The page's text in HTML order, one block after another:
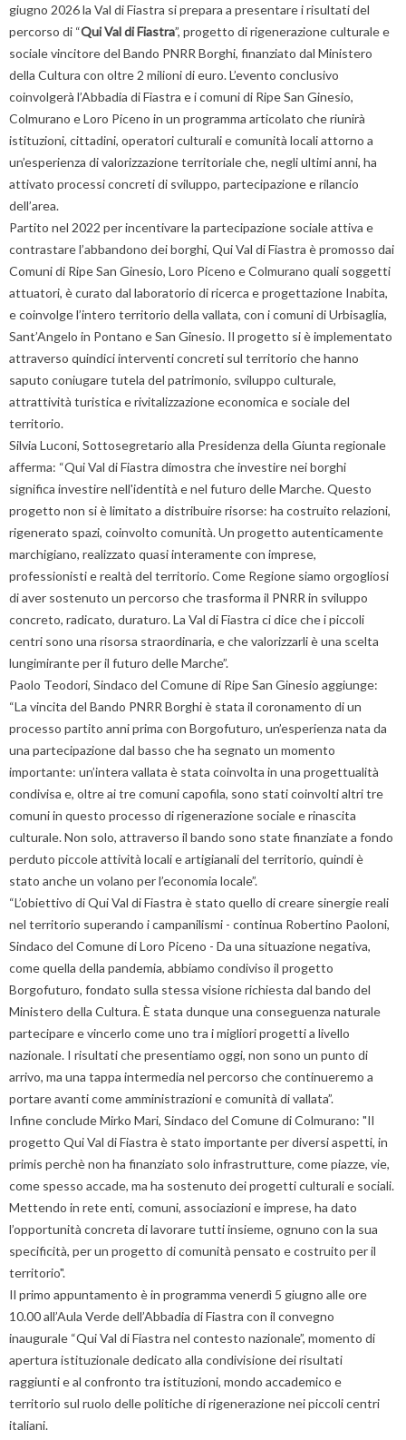
giugno 2026 la Val di Fiastra si prepara a presentare i risultati del
percorso di “Qui Val di Fiastra”, progetto di rigenerazione culturale e
sociale vincitore del Bando PNRR Borghi, finanziato dal Ministero
della Cultura con oltre 2 milioni di euro. L’evento conclusivo
coinvolgerà l’Abbadia di Fiastra e i comuni di Ripe San Ginesio,
Colmurano e Loro Piceno in un programma articolato che riunirà
istituzioni, cittadini, operatori culturali e comunità locali attorno a
un’esperienza di valorizzazione territoriale che, negli ultimi anni, ha
attivato processi concreti di sviluppo, partecipazione e rilancio
dell’area.
Partito nel 2022 per incentivare la partecipazione sociale attiva e
contrastare l’abbandono dei borghi, Qui Val di Fiastra è promosso dai
Comuni di Ripe San Ginesio, Loro Piceno e Colmurano quali soggetti
attuatori, è curato dal laboratorio di ricerca e progettazione Inabita,
e coinvolge l’intero territorio della vallata, con i comuni di Urbisaglia,
Sant’Angelo in Pontano e San Ginesio. Il progetto si è implementato
attraverso quindici interventi concreti sul territorio che hanno
saputo coniugare tutela del patrimonio, sviluppo culturale,
attrattività turistica e rivitalizzazione economica e sociale del
territorio.
Silvia Luconi, Sottosegretario alla Presidenza della Giunta regionale
afferma: “Qui Val di Fiastra dimostra che investire nei borghi
significa investire nell'identità e nel futuro delle Marche. Questo
progetto non si è limitato a distribuire risorse: ha costruito relazioni,
rigenerato spazi, coinvolto comunità. Un progetto autenticamente
marchigiano, realizzato quasi interamente con imprese,
professionisti e realtà del territorio. Come Regione siamo orgogliosi
di aver sostenuto un percorso che trasforma il PNRR in sviluppo
concreto, radicato, duraturo. La Val di Fiastra ci dice che i piccoli
centri sono una risorsa straordinaria, e che valorizzarli è una scelta
lungimirante per il futuro delle Marche”.
Paolo Teodori, Sindaco del Comune di Ripe San Ginesio aggiunge:
“La vincita del Bando PNRR Borghi è stata il coronamento di un
processo partito anni prima con Borgofuturo, un’esperienza nata da
una partecipazione dal basso che ha segnato un momento
importante: un’intera vallata è stata coinvolta in una progettualità
condivisa e, oltre ai tre comuni capofila, sono stati coinvolti altri tre
comuni in questo processo di rigenerazione sociale e rinascita
culturale. Non solo, attraverso il bando sono state finanziate a fondo
perduto piccole attività locali e artigianali del territorio, quindi è
stato anche un volano per l’economia locale”.
“L’obiettivo di Qui Val di Fiastra è stato quello di creare sinergie reali
nel territorio superando i campanilismi - continua Robertino Paoloni,
Sindaco del Comune di Loro Piceno - Da una situazione negativa,
come quella della pandemia, abbiamo condiviso il progetto
Borgofuturo, fondato sulla stessa visione richiesta dal bando del
Ministero della Cultura. È stata dunque una conseguenza naturale
partecipare e vincerlo come uno tra i migliori progetti a livello
nazionale. I risultati che presentiamo oggi, non sono un punto di
arrivo, ma una tappa intermedia nel percorso che continueremo a
portare avanti come amministrazioni e comunità di vallata”.
Infine conclude Mirko Mari, Sindaco del Comune di Colmurano: "Il
progetto Qui Val di Fiastra è stato importante per diversi aspetti, in
primis perchè non ha finanziato solo infrastrutture, come piazze, vie,
come spesso accade, ma ha sostenuto dei progetti culturali e sociali.
Mettendo in rete enti, comuni, associazioni e imprese, ha dato
l’opportunità concreta di lavorare tutti insieme, ognuno con la sua
specificità, per un progetto di comunità pensato e costruito per il
territorio".
Il primo appuntamento è in programma venerdì 5 giugno alle ore
10.00 all’Aula Verde dell’Abbadia di Fiastra con il convegno
inaugurale “Qui Val di Fiastra nel contesto nazionale”, momento di
apertura istituzionale dedicato alla condivisione dei risultati
raggiunti e al confronto tra istituzioni, mondo accademico e
territorio sul ruolo delle politiche di rigenerazione nei piccoli centri
italiani.